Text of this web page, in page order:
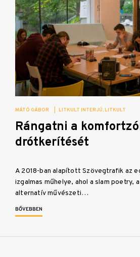
MÁTÓ GÁBOR LITKULT INTERJÚ LITKULT
Rángatni a
drótkerítését
A 2018-ban alapított Szövegtrafik az
izgalmas műhelye, ahol a slam poetry,
alternatív művészeti…
BŐVEBBEN